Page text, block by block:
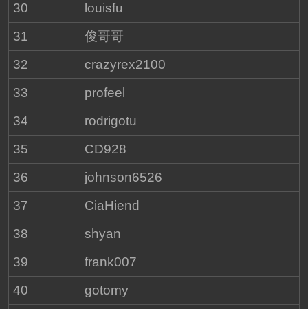
30
louisfu
31
俊哥哥
32
crazyrex2100
33
profeel
34
rodrigotu
35
CD928
36
johnson6526
37
CiaHiend
38
shyan
39
frank007
40
gotomy